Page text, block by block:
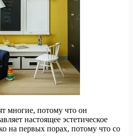
многие, потому что он
настоящее эстетическое
на первых порах, потому что со